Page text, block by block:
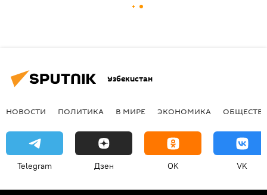
Узбекистан
НОВОСТИ ПОЛИТИКА В МИРЕ ЭКОНОМИКА
Telegram Дзен OK VK